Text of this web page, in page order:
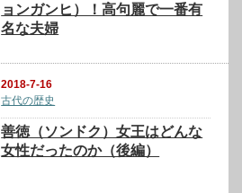
ョンガンヒ）！高句麗で一番有
名な夫婦
2018-7-16
古代の歴史
善徳（ソンドク）女王はどんな
女性だったのか（後編）